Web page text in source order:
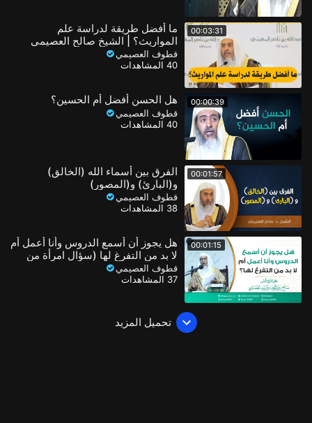
00:03:31
ما أفضل طريقة لدراسة علم
المواريث؟ | الشيخ صالح العصيمي
قطوف العصيمي
40 المشاهدات
00:00:39 هل الحسن أفضل أم الحسين؟
قطوف العصيمي
40 المشاهدات
00:01:57
الفرق بين أسماء الله (الخالق)
و(البارئ) و(المصور)
قطوف العصيمي
38 المشاهدات
00:01:15
هل يجوز أن أسمع الدروس وأنا أعمل أم
لا بد من التفرغ لها (سؤال امرأة من
السويد)
قطوف العصيمي
37 المشاهدات
تحميل المزيد